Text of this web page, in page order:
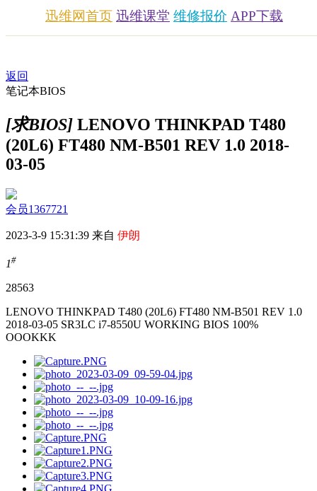
迅维网首页 迅维课堂 维修报价 APP下载
返回
笔记本BIOS
[求BIOS] LENOVO THINKPAD T480
(20L6) FT480 NM-B501 REV 1.0 2018-
03-05
会员1367721
2023-3-9 15:31:39 来自 伊朗
1#
28563
LENOVO THINKPAD T480 (20L6) FT480 NM-B501 REV 1.0
2018-03-05 SR3LC i7-8550U WORKING BIOS 100%
OOOKKK